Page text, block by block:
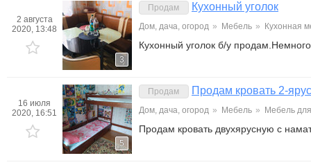
2 августа
2020, 13:48
3
Продам Кухонный уголок
Дом, дача, огород » Мебель » Кухонная
Кухонный уголок б/у
16 июля
2020, 16:51
5
Продам Продам кровать 2-
Дом, дача, огород » Мебель » Мебель
Продам кровать двухярусную с